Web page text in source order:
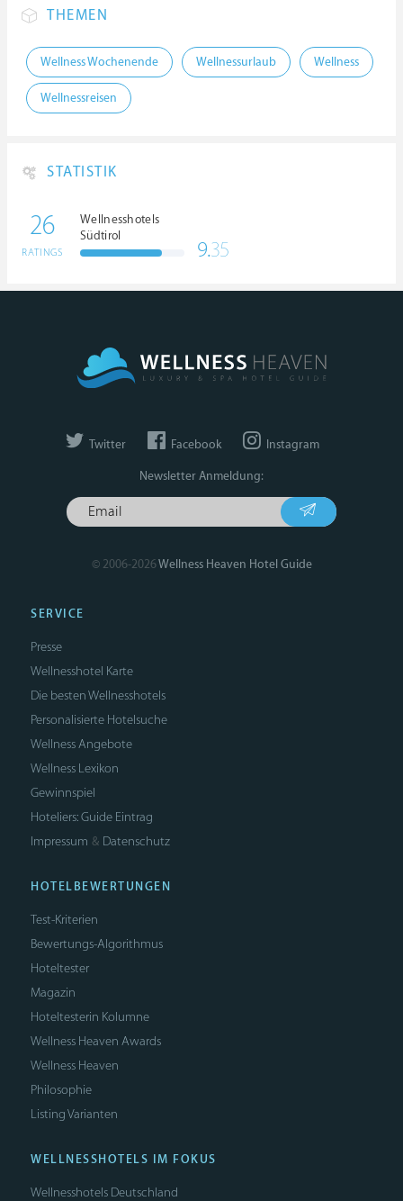
THEMEN
Wellness Wochenende Wellnessurlaub Wellness
Wellnessreisen
STATISTIK
26
RATINGS
Wellnesshotels
Südtirol
9.35
Twitter Facebook Instagram
Newsletter Anmeldung:
© 2006-2026Wellness Heaven Hotel Guide
SERVICE
Presse
Wellnesshotel Karte
Die besten Wellnesshotels
Personalisierte Hotelsuche
Wellness Angebote
Wellness Lexikon
Gewinnspiel
Hoteliers: Guide Eintrag
Impressum & Datenschutz
HOTELBEWERTUNGEN
Test-Kriterien
Bewertungs-Algorithmus
Hoteltester
Magazin
Hoteltesterin Kolumne
Wellness Heaven Awards
Wellness Heaven
Philosophie
Listing Varianten
WELLNESSHOTELS IM FOKUS
Wellnesshotels Deutschland